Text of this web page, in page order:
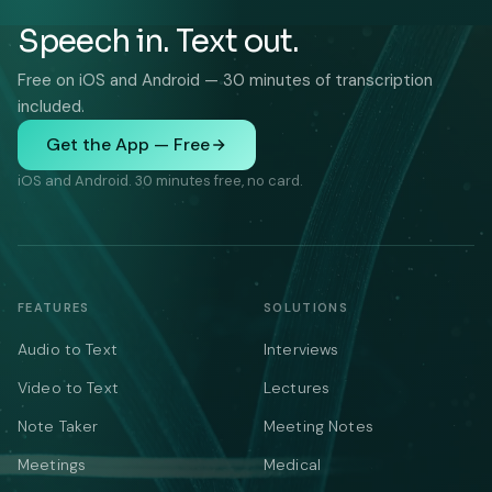
Speech in. Text out.
Free on iOS and Android — 30 minutes of transcription
included.
Get the App — Free
iOS and Android. 30 minutes free, no card.
FEATURES
Audio to Text
Video to Text
Note Taker
Meetings
SOLUTIONS
Interviews
Lectures
Meeting Notes
Medical